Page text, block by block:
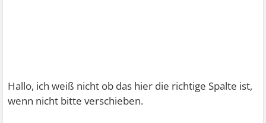
Hallo, ich weiß nicht ob das hier die richtige Spalte ist,
wenn nicht bitte verschieben.